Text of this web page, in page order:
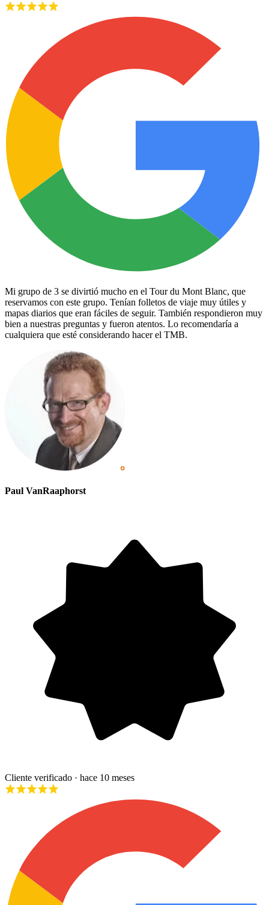
Mi grupo de 3 se divirtió mucho en el Tour du Mont Blanc, que
reservamos con este grupo. Tenían folletos de viaje muy útiles y
mapas diarios que eran fáciles de seguir. También respondieron muy
bien a nuestras preguntas y fueron atentos. Lo recomendaría a
cualquiera que esté considerando hacer el TMB.
Paul VanRaaphorst
Cliente verificado · hace 10 meses